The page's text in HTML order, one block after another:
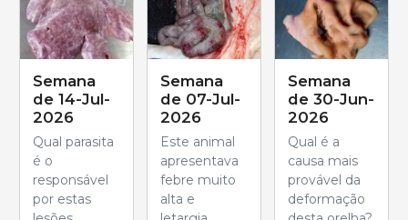
Semana
de 14-Jul-
2026
Qual parasita
é o
responsável
por estas
Semana
de 07-Jul-
2026
Este animal
apresentava
febre muito
alta e
Semana
de 30-Jun-
2026
Qual é a
causa mais
provável da
deformação